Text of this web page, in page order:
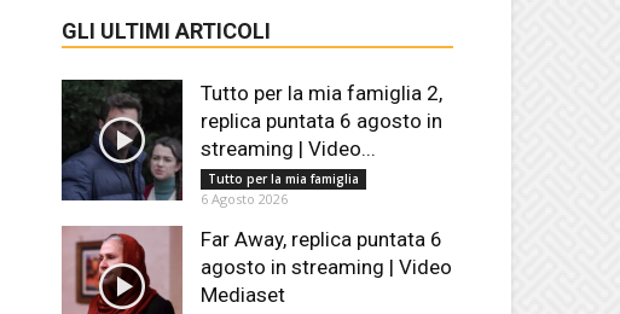
GLI ULTIMI ARTICOLI
Tutto per la mia famiglia 2,
replica puntata 6 agosto in
streaming | Video...
Tutto per la mia famiglia
6 Agosto 2026
Far Away, replica puntata 6
agosto in streaming | Video
Mediaset